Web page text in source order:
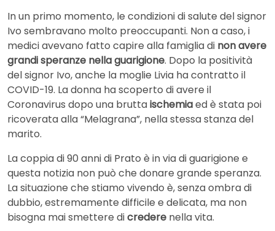
In un primo momento, le condizioni di salute del signor
Ivo sembravano molto preoccupanti. Non a caso, i
medici avevano fatto capire alla famiglia di non avere
grandi speranze nella guarigione. Dopo la positività
del signor Ivo, anche la moglie Livia ha contratto il
COVID-19. La donna ha scoperto di avere il
Coronavirus dopo una bruttaischemiaed è stata poi
ricoverata alla “Melagrana”, nella stessa stanza del
marito.
La coppia di 90 anni di Prato è in via di guarigione e
questa notizia non può che donare grande speranza.
La situazione che stiamo vivendo è, senza ombra di
dubbio, estremamente difficile e delicata, ma non
bisogna mai smettere dicredere nella vita.